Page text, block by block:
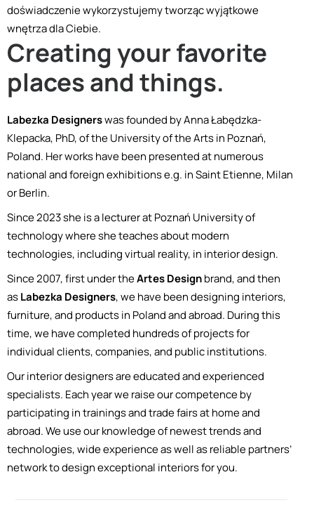
doświadczenie wykorzystujemy tworząc wyjątkowe
wnętrza dla Ciebie.
Creating your favorite
places and things.
Labezka Designerswas founded by Anna Łabędzka-
Klepacka, PhD, of the University of the Arts in Poznań,
Poland. Her works have been presented at numerous
national and foreign exhibitions e.g. in Saint Etienne, Milan
or Berlin.
Since 2023 she is a lecturer at Poznań University of
technology where she teaches about modern
technologies, including virtual reality, in interior design.
Since 2007, first under theArtes Designbrand, and then
asLabezka Designers, we have been designing interiors,
furniture, and products in Poland and abroad. During this
time, we have completed hundreds of projects for
individual clients, companies, and public institutions.
Our interior designers are educated and experienced
specialists. Each year we raise our competence by
participating in trainings and trade fairs at home and
abroad. We use our knowledge of newest trends and
technologies, wide experience as well as reliable partners’
network to design exceptional interiors for you.